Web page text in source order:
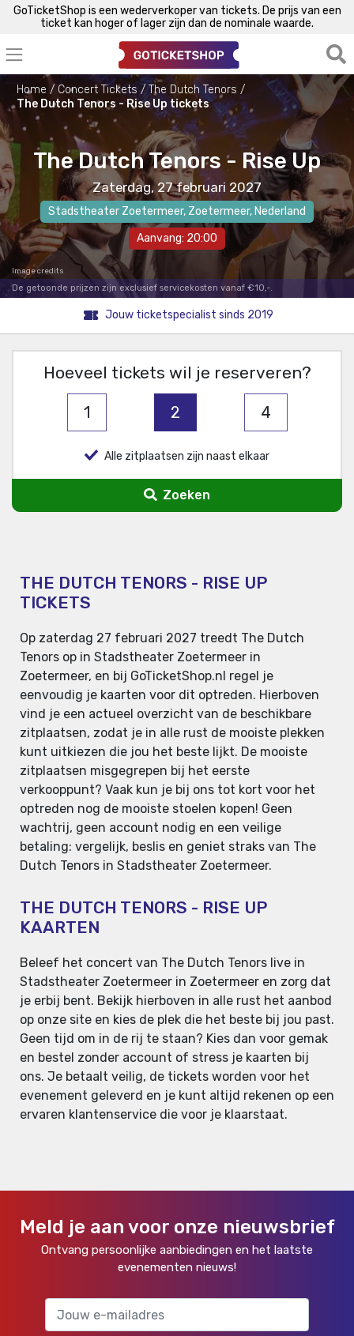
GoTicketShop is een wederverkoper van tickets. De prijs van een
ticket kan hoger of lager zijn dan de nominale waarde.
Home Concert Tickets
The Dutch Tenors
The Dutch Tenors - Rise Up tickets
The Dutch Tenors - Rise Up
Zaterdag, 27 februari 2027
Stadstheater Zoetermeer, Zoetermeer, Nederland
Aanvang: 20:00
Image credits
De getoonde prijzen zijn exclusief servicekosten vanaf €10,-.
Jouw ticketspecialist sinds 2019
Hoeveel tickets wil je reserveren?
1 2 4
Alle zitplaatsen zijn naast elkaar
Zoeken
THE DUTCH TENORS - RISE UP
TICKETS
Op zaterdag 27 februari 2027 treedt The Dutch
Tenors op in Stadstheater Zoetermeer in
Zoetermeer, en bij GoTicketShop.nl regel je
eenvoudig je kaarten voor dit optreden. Hierboven
vind je een actueel overzicht van de beschikbare
zitplaatsen, zodat je in alle rust de mooiste plekken
kunt uitkiezen die jou het beste lijkt. De mooiste
zitplaatsen misgegrepen bij het eerste
verkooppunt? Vaak kun je bij ons tot kort voor het
optreden nog de mooiste stoelen kopen! Geen
wachtrij, geen account nodig en een veilige
betaling: vergelijk, beslis en geniet straks van The
Dutch Tenors in Stadstheater Zoetermeer.
THE DUTCH TENORS - RISE UP
KAARTEN
Beleef het concert van The Dutch Tenors live in
Stadstheater Zoetermeer in Zoetermeer en zorg dat
je erbij bent. Bekijk hierboven in alle rust het aanbod
op onze site en kies de plek die het beste bij jou past.
Geen tijd om in de rij te staan? Kies dan voor gemak
en bestel zonder account of stress je kaarten bij
ons. Je betaalt veilig, de tickets worden voor het
evenement geleverd en je kunt altijd rekenen op een
ervaren klantenservice die voor je klaarstaat.
Meld je aan voor onze nieuwsbrief
Ontvang persoonlijke aanbiedingen en het laatste
evenementen nieuws!